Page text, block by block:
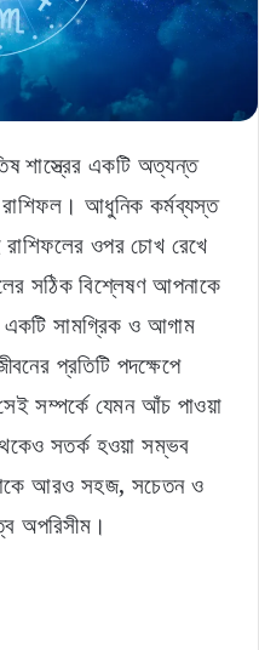
শাস্ত্রের একটি অত্যন্ত
আধুনিক কর্মব্যস্ত
ওপর চোখ রেখে
সঠিক বিশ্লেষণ আপনাকে
একটি সামগ্রিক ও আগাম
প্রতিটি পদক্ষেপে
সম্পর্কে যেমন আঁচ পাওয়া
সতর্ক হওয়া সম্ভব
আরও সহজ, সচেতন ও
অপরিসীম।